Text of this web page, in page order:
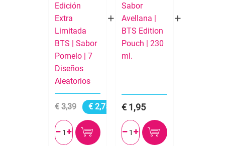
Edición
Extra
Limitada
BTS | Sabor
Pomelo | 7
Diseños
Aleatorios
3,39 2,75
 
Sabor
Avellana |
BTS Edition
Pouch | 230
ml.
1,95
 